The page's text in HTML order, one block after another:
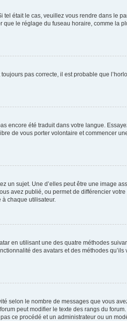
était le cas, veuillez vous rendre dans le
le réglage du fuseau horaire, comme la
pas correcte, il est probable que
encore été traduit dans votre langue.
de vous porter volontaire et commencer
un sujet. Une d’elles peut être une image
avez publié, ou permet de différencier
chaque utilisateur.
en utilisant une des quatre méthodes
des avatars et des méthodes
selon le nombre de messages que vous
peut modifier le texte des rangs du
ce procédé et un administrateur ou un